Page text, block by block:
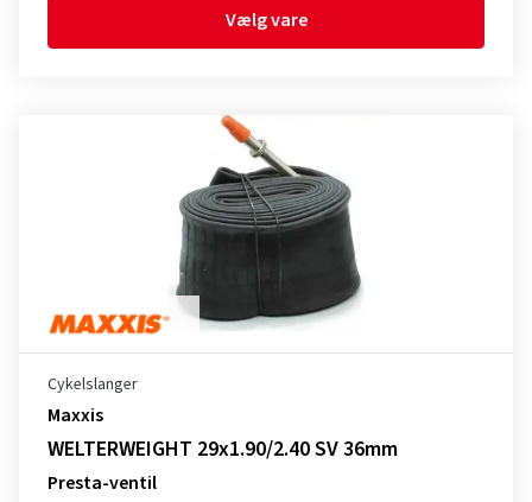
Vælg vare
Cykelslanger
Maxxis
WELTERWEIGHT 29x1.90/2.40 SV 36mm
Presta-ventil